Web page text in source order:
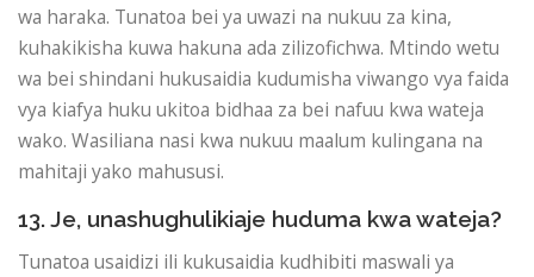
wa haraka. Tunatoa bei ya uwazi na nukuu za kina,
kuhakikisha kuwa hakuna ada zilizofichwa. Mtindo wetu
wa bei shindani hukusaidia kudumisha viwango vya faida
vya kiafya huku ukitoa bidhaa za bei nafuu kwa wateja
wako. Wasiliana nasi kwa nukuu maalum kulingana na
mahitaji yako mahususi.
13. Je, unashughulikiaje huduma kwa wateja?
Tunatoa usaidizi ili kukusaidia kudhibiti maswali ya